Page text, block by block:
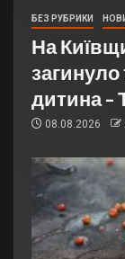
БЕЗ РУБРИКИ
На
дитина –
08.08.2026